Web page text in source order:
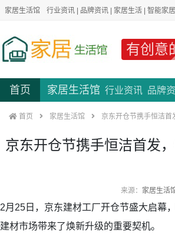
家居生活馆 行业资讯 | 品牌资讯 | 家居生活 | 智能家居
有创意
首页 家居生活馆 行业资讯 品牌
首页 家居生活馆 京东开仓节携手恒洁
京东开仓节携手恒洁首发
来源： 家居生活
2月25日，京东建材工厂开仓节盛大启幕
建材市场带来了焕新升级的重要契机。